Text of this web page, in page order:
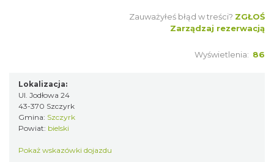
Zauważyłeś błąd w treści? ZGŁOŚ
Zarządzaj rezerwacją
Wyświetlenia: 86
Lokalizacja:
Ul. Jodłowa 24
43-370 Szczyrk
Gmina: Szczyrk
Powiat: bielski
Pokaż wskazówki dojazdu